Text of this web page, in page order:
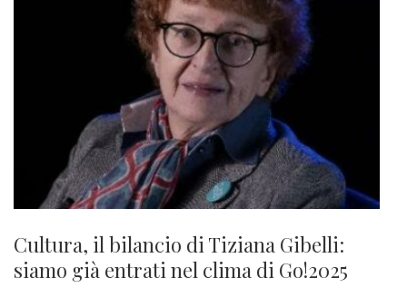
Cultura, il bilancio di Tiziana Gibelli:
siamo già entrati nel clima di Go!2025